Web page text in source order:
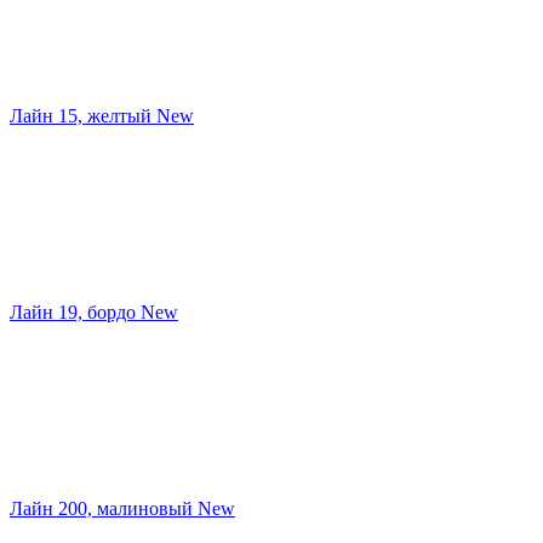
Лайн 15, желтый New
Лайн 19, бордо New
Лайн 200, малиновый New